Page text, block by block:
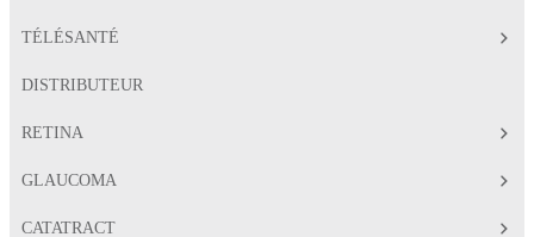
TÉLÉSANTÉ
DISTRIBUTEUR
RETINA
GLAUCOMA
CATATRACT